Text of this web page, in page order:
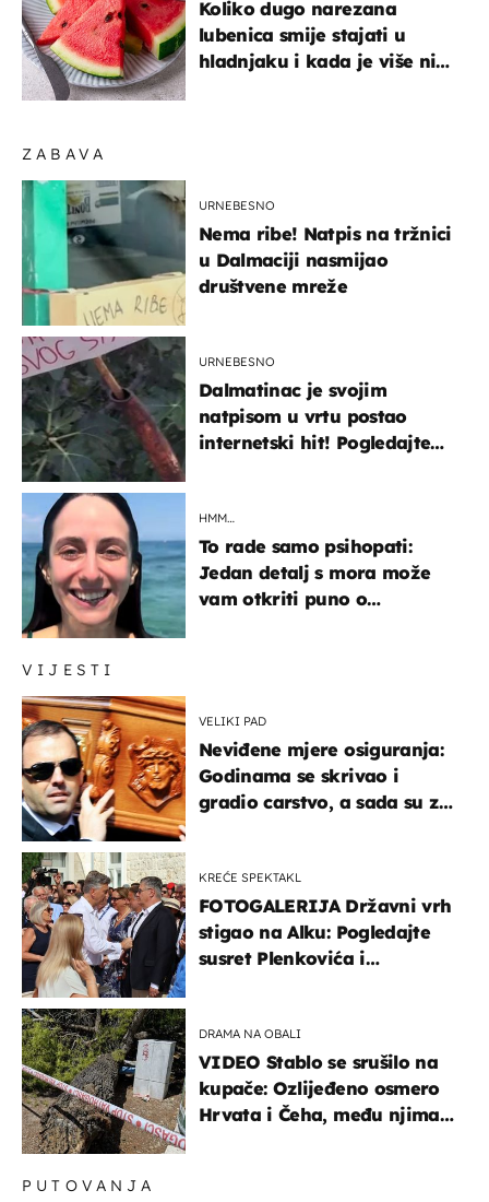
VIJESTI
VELIKI PAD
Neviđene mjere osiguranja:
Godinama se skrivao i
gradio carstvo, a sada su za
KREĆE SPEKTAKL
FOTOGALERIJA Državni vrh
stigao na Alku: Pogledajte
susret Plenkovića i
DRAMA NA OBALI
VIDEO Stablo se srušilo na
kupače: Ozlijeđeno osmero
Hrvata i Čeha, među njima
ZABAVA
URNEBESNO
Nema ribe! Natpis na tržnici
u Dalmaciji nasmijao
društvene mreže
URNEBESNO
Dalmatinac je svojim
natpisom u vrtu postao
internetski hit! Pogledajte
HMM…
To rade samo psihopati:
Jedan detalj s mora može
vam otkriti puno o
PUTOVANJA
Koliko dugo narezana
lubenica smije stajati u
hladnjaku i kada je više nije